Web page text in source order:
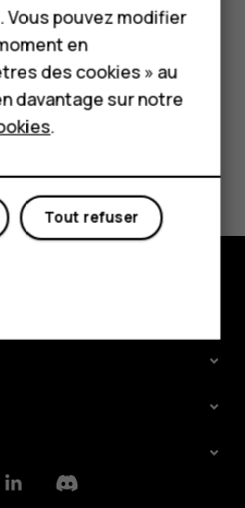
nom souhaité.
LinkedinDiscord
pouvez modifier
en
des cookies » au
davantage sur notre
.
Tout refuser